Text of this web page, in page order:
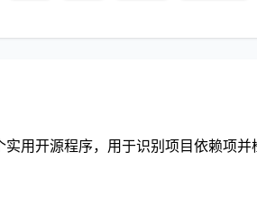
用开源程序，用于识别项目依赖项并